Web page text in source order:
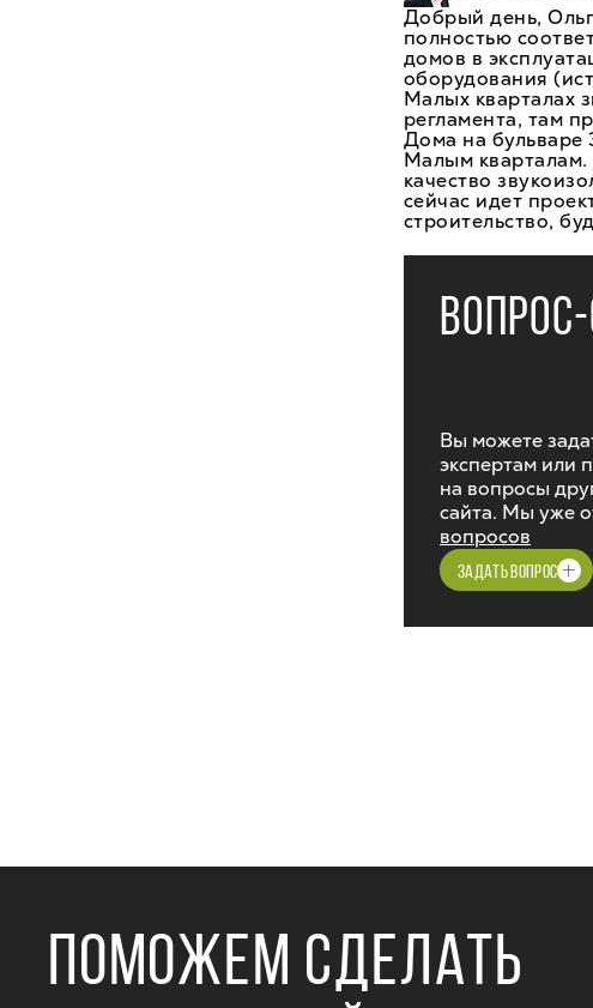
Добрый день,
полностью
домов в
оборудования
Малых кварталах
регламента, там
Дома на бульваре
Малым
качество
сейчас идет
строительство,
Вы можете
экспертам или
на вопросы
сайта. Мы уже
вопросов
ЗАДАТЬ ВОПРОС
ПОМОЖЕМ СДЕЛАТЬ